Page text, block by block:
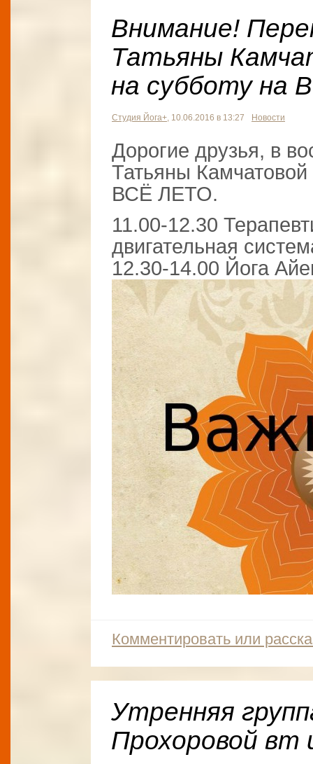
Внимание!
Татьяны
на субботу на
Студия Йога+, 10.06.2016 в 13:27 Новости
Дорогие друзья, в
Татьяны
ВСЁ ЛЕТО.
11.00-12.30
двигательная
12.30-14.00 Йога
Комментировать или
Утренняя
Прохоровой вт